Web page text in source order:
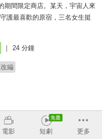
期間限定商店。某天，宇宙人來
護最喜歡的原宿，三名女生挺
24 分鐘
編
野心愛 松本保典
電影 短劇 更多